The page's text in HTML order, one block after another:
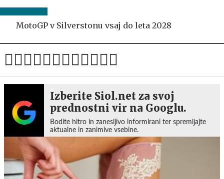
MotoGP v Silverstonu vsaj do leta 2028
Izberite Siol.net za svoj
prednostni vir na Googlu.
Bodite hitro in zanesljivo informirani ter spremljajte
aktualne in zanimive vsebine.